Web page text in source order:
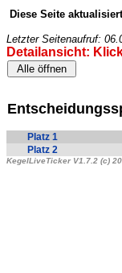
Diese Seite
Letzter Seitenaufruf:
Detailansicht:
Platz 1
Platz 2
KegelLiveTicker V1.7.2 (c)